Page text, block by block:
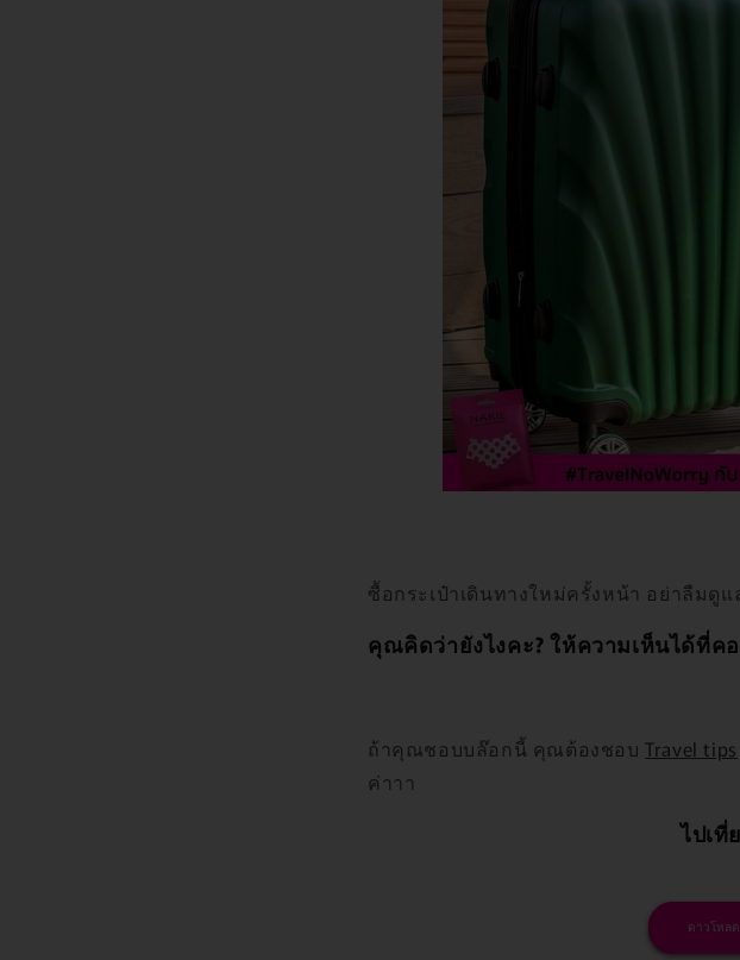
ซื้อกระเป๋าเดินทางใหม่ครั้งหน้า อย่าลืมดู
คุณคิดว่ายังไงคะ? ให้ความเห็นได้ที่ค
ถ้าคุณชอบบล๊อกนี้ คุณต้องชอบ Travel tips
ค่าาา
ไปเที่
ดาวโหล